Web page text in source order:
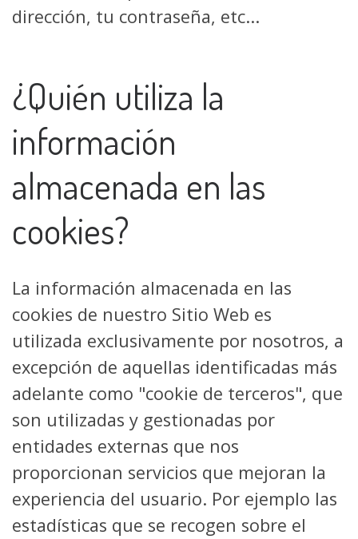
dirección, tu contraseña, etc...
¿Quién utiliza la
información
almacenada en las
cookies?
La información almacenada en las
cookies de nuestro Sitio Web es
utilizada exclusivamente por nosotros, a
excepción de aquellas identificadas más
adelante como "cookie de terceros", que
son utilizadas y gestionadas por
entidades externas que nos
proporcionan servicios que mejoran la
experiencia del usuario. Por ejemplo las
estadísticas que se recogen sobre el